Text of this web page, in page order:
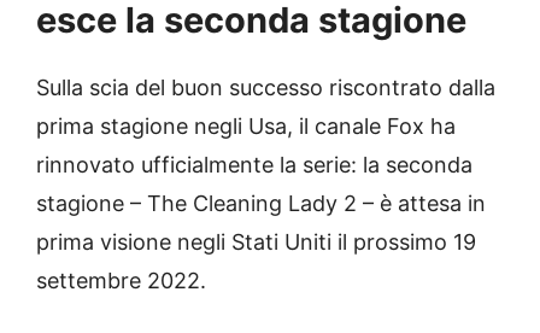
esce la seconda stagione
Sulla scia del buon successo riscontrato dalla
prima stagione negli Usa, il canale Fox ha
rinnovato ufficialmente la serie: la seconda
stagione – The Cleaning Lady 2 – è attesa in
prima visione negli Stati Uniti il prossimo 19
settembre 2022.